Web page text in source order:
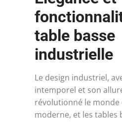
table basse
industrielle
Le design industriel,
intemporel et son
révolutionné le
moderne, et les tables